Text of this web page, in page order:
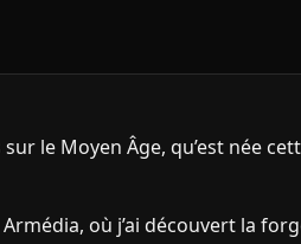
le Moyen Âge, qu’est née
où j’ai découvert la